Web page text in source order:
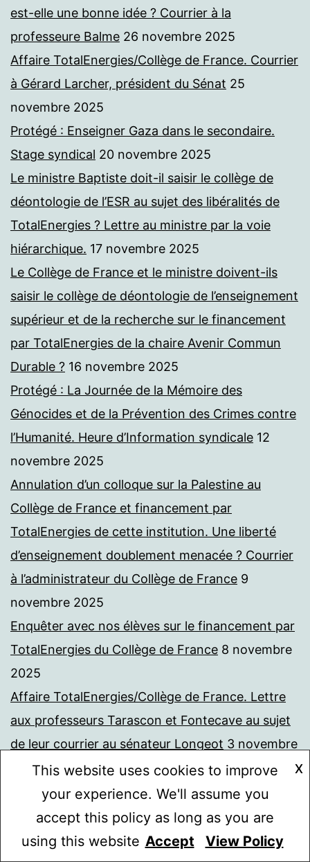
est-elle une bonne idée ? Courrier à la
professeure Balme 26 novembre 2025
Affaire TotalEnergies/Collège de France. Courrier
à Gérard Larcher, président du Sénat 25
novembre 2025
Protégé : Enseigner Gaza dans le secondaire.
Stage syndical 20 novembre 2025
Le ministre Baptiste doit-il saisir le collège de
déontologie de l’ESR au sujet des libéralités de
TotalEnergies ? Lettre au ministre par la voie
hiérarchique. 17 novembre 2025
Le Collège de France et le ministre doivent-ils
saisir le collège de déontologie de l’enseignement
supérieur et de la recherche sur le financement
par TotalEnergies de la chaire Avenir Commun
Durable ? 16 novembre 2025
Protégé : La Journée de la Mémoire des
Génocides et de la Prévention des Crimes contre
l’Humanité. Heure d’Information syndicale 12
novembre 2025
Annulation d’un colloque sur la Palestine au
Collège de France et financement par
TotalEnergies de cette institution. Une liberté
d’enseignement doublement menacée ? Courrier
à l’administrateur du Collège de France 9
novembre 2025
Enquêter avec nos élèves sur le financement par
TotalEnergies du Collège de France 8 novembre
2025
Affaire TotalEnergies/Collège de France. Lettre
aux professeurs Tarascon et Fontecave au sujet
de leur courrier au sénateur Longeot 3 novembre
2025
L’affaire TotalEnergies/Collège de France au 20
heures de France 2 3 novembre 2025
Affaire TotalEnergies/Collège de France : le
This website uses cookies to improve
your experience. We'll assume you
accept this policy as long as you are
using this website
X
Accept View Policy
Mode sombre :